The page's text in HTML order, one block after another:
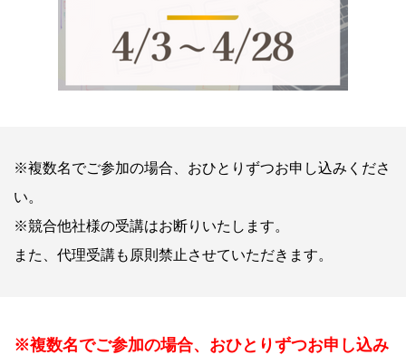
※複数名でご参加の場合、おひとりずつお申し込みくださ
い。
※競合他社様の受講はお断りいたします。
また、代理受講も原則禁止させていただきます。
※複数名でご参加の場合、おひとりずつお申し込み